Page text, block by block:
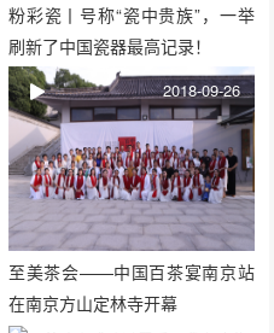
粉彩瓷丨号称“瓷中贵族”，一举
刷新了中国瓷器最高记录！
至美茶会——中国百茶宴南京站
在南京方山定林寺开幕
2018-09-26